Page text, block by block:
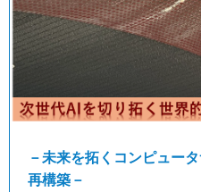
－未来を拓くコンピュー
再構築－